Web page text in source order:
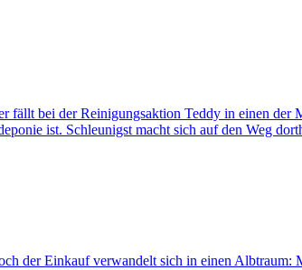
bei der Reinigungsaktion Teddy in einen der
ist. Schleunigst macht sich auf den Weg
der Einkauf verwandelt sich in einen